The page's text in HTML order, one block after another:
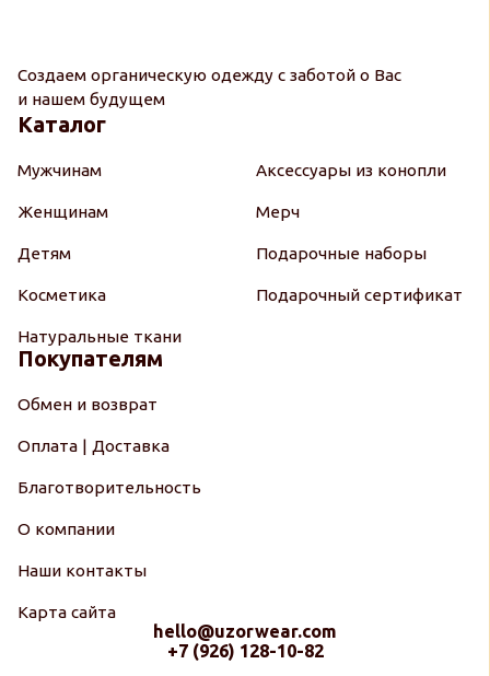
Создаем органическую одежду с заботой о Вас
и нашем будущем
Каталог
Мужчинам
Женщинам
Детям
Косметика
Натуральные ткани
Аксессуары из конопли
Мерч
Подарочные наборы
Подарочный сертификат
Покупателям
Обмен и возврат
Оплата | Доставка
Благотворительность
О компании
Наши контакты
Карта сайта
hello@uzorwear.com
+7 (926) 128-10-82